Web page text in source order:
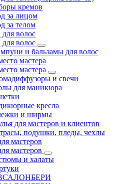
кремов
за лицом
за телом
для волос
для волос
и бальзамы для волос
мастера
мастера
и свечи
для маникюра
кресла
и ширмы
для мастеров и клиентов
подушки, пледы, чехлы
мастеров
мастеров
и халаты